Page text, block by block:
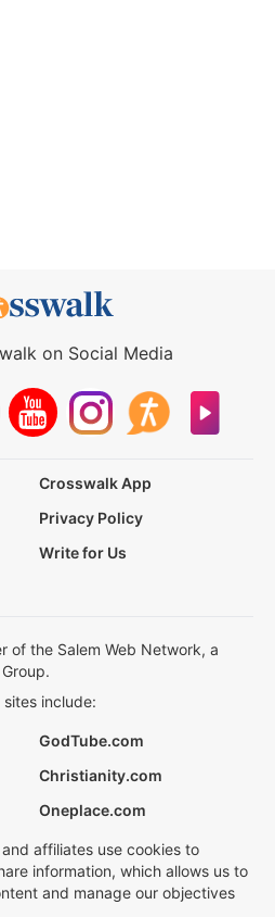
on Social Media
Crosswalk App
Privacy Policy
Write for Us
of the Salem Web Network, a
include:
GodTube.com
Christianity.com
Oneplace.com
affiliates use cookies to
information, which allows us to
and manage our objectives